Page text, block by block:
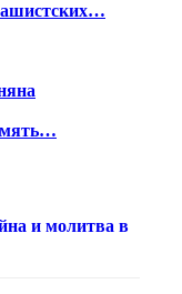
и молитва в